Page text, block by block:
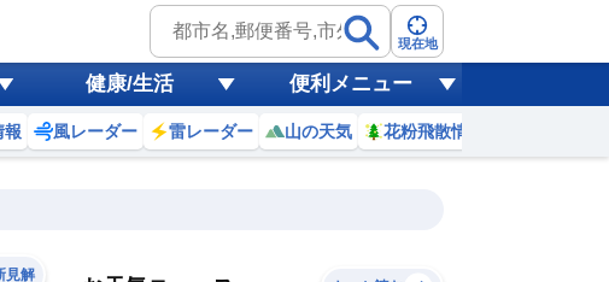
現在地
健康/生活 便利メニュー
報 風レーダー 雷レーダー 山の天気 花粉飛散情報
見解